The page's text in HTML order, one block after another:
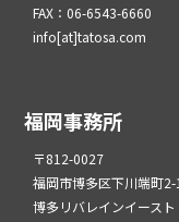
FAX：06-6543-6660
info[at]tatosa.com
福岡事務所
〒812-0027
福岡市博多区下川端町2-1
博多リバレインイースト